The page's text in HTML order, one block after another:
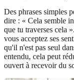
Des phrases simples
dire : « Cela semble
que tu traverses cela
vous acceptez ses
qu'il n'est pas seul
entendu, cela peut
ouvert à recevoir du